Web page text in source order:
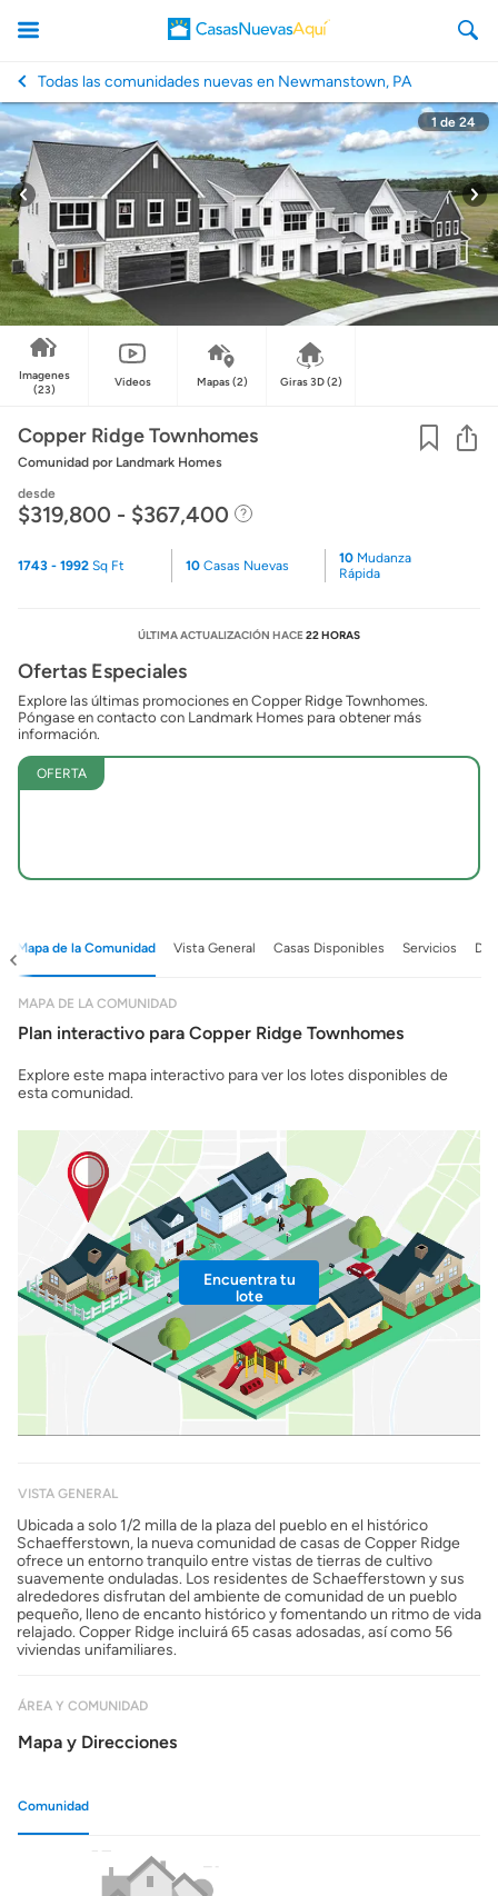
CasasNuevasAqui
Todas las comunidades nuevas en Newmanstown, PA
1 de 24
Imagenes
(23)
Videos Mapas(2) Giras 3D(2)
Copper Ridge Townhomes
Comunidad por Landmark Homes
desde
$319,800 - $367,400
1743 - 1992 Sq Ft 10Casas Nuevas 10 Mudanza
Rápida
ÚLTIMA ACTUALIZACIÓN HACE22 HORAS
Ofertas Especiales
Explore las últimas promociones en Copper Ridge Townhomes.
Póngase en contacto con Landmark Homes para obtener más
información.
OFERTA
Mapa de la Comunidad Vista General Casas Disponibles Servicios
MAPA DE LA COMUNIDAD
Plan interactivo para Copper Ridge Townhomes
Explore este mapa interactivo para ver los lotes disponibles de
esta comunidad.
Encuentra tu
lote
VISTA GENERAL
Ubicada a solo 1/2 milla de la plaza del pueblo en el histórico
Schaefferstown, la nueva comunidad de casas de Copper Ridge
ofrece un entorno tranquilo entre vistas de tierras de cultivo
suavemente onduladas. Los residentes de Schaefferstown y sus
alrededores disfrutan del ambiente de comunidad de un pueblo
pequeño, lleno de encanto histórico y fomentando un ritmo de vida
relajado. Copper Ridge incluirá 65 casas adosadas, así como 56
viviendas unifamiliares.
ÁREA Y COMUNIDAD
Mapa y Direcciones
Comunidad